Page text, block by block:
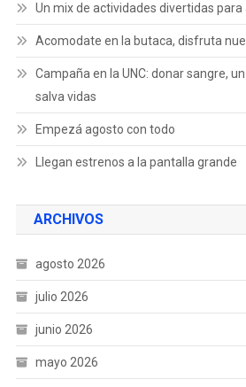
Un mix de actividades divertidas
Acomodate en la butaca, disfruta
Campaña en la UNC: donar sangre,
salva vidas
Empezá agosto con todo
Llegan estrenos a la pantalla grande
ARCHIVOS
agosto 2026
julio 2026
junio 2026
mayo 2026